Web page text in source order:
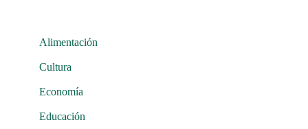
Alimentación
Cultura
Economía
Educación